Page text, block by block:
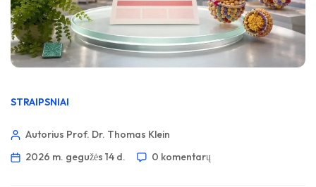
STRAIPSNIAI
Autorius Prof. Dr. Thomas Klein
2026 m. gegužės 14 d.
0 komentarų